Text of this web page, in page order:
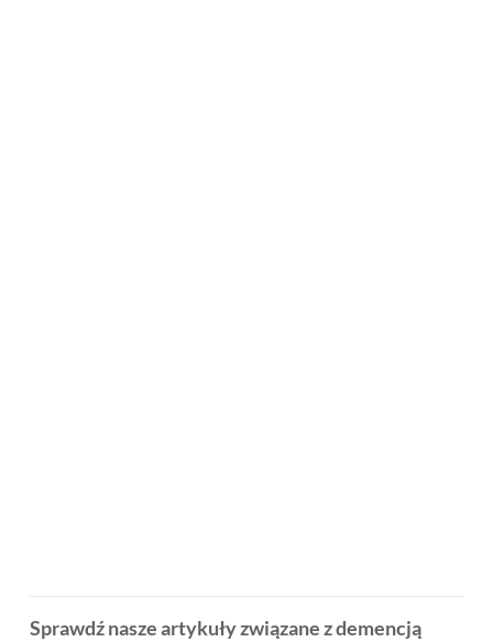
Sprawdź nasze artykuły związane z demencją